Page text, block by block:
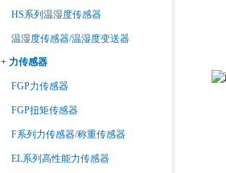
HS系列温湿度传感器
温湿度传感器/温湿度变送器
+ 力传感器
FGP力传感器
FGP扭矩传感器
F系列力传感器/称重传感器
EL系列高性能力传感器